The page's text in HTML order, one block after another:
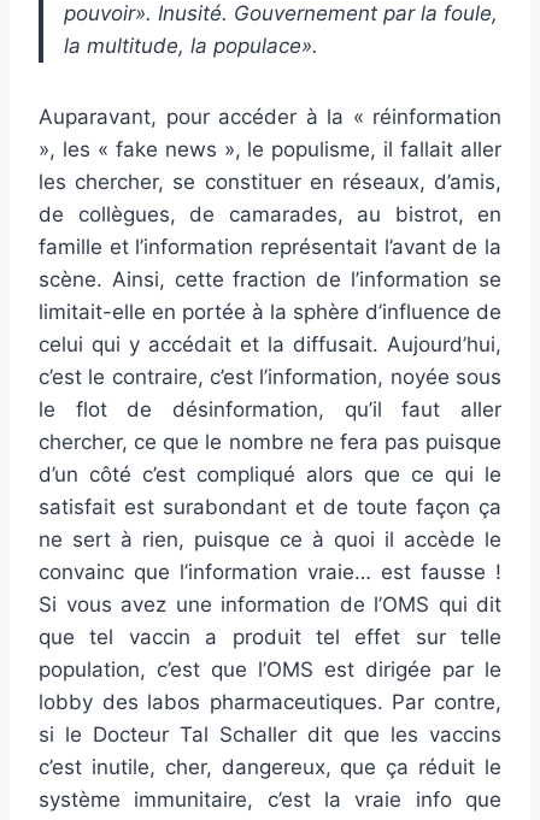
pouvoir». Inusité. Gouvernement par la foule,
la multitude, la populace».
Auparavant, pour accéder à la « réinformation
», les « fake news », le populisme, il fallait aller
les chercher, se constituer en réseaux, d’amis,
de collègues, de camarades, au bistrot, en
famille et l’information représentait l’avant de la
scène. Ainsi, cette fraction de l’information se
limitait-elle en portée à la sphère d’influence de
celui qui y accédait et la diffusait. Aujourd’hui,
c’est le contraire, c’est l’information, noyée sous
le flot de désinformation, qu’il faut aller
chercher, ce que le nombre ne fera pas puisque
d’un côté c’est compliqué alors que ce qui le
satisfait est surabondant et de toute façon ça
ne sert à rien, puisque ce à quoi il accède le
convainc que l’information vraie… est fausse !
Si vous avez une information de l’OMS qui dit
que tel vaccin a produit tel effet sur telle
population, c’est que l’OMS est dirigée par le
lobby des labos pharmaceutiques. Par contre,
si le Docteur Tal Schaller dit que les vaccins
c’est inutile, cher, dangereux, que ça réduit le
système immunitaire, c’est la vraie info que